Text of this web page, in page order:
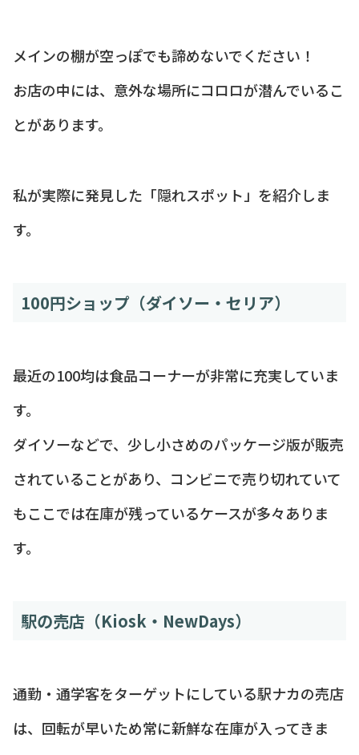
メインの棚が空っぽでも諦めないでください！
お店の中には、意外な場所にコロロが潜んでいるこ
とがあります。
私が実際に発見した「隠れスポット」を紹介しま
す。
100円ショップ（ダイソー・セリア）
最近の100均は食品コーナーが非常に充実していま
す。
ダイソーなどで、少し小さめのパッケージ版が販売
されていることがあり、コンビニで売り切れていて
もここでは在庫が残っているケースが多々ありま
す。
駅の売店（Kiosk・NewDays）
通勤・通学客をターゲットにしている駅ナカの売店
は、回転が早いため常に新鮮な在庫が入ってきま